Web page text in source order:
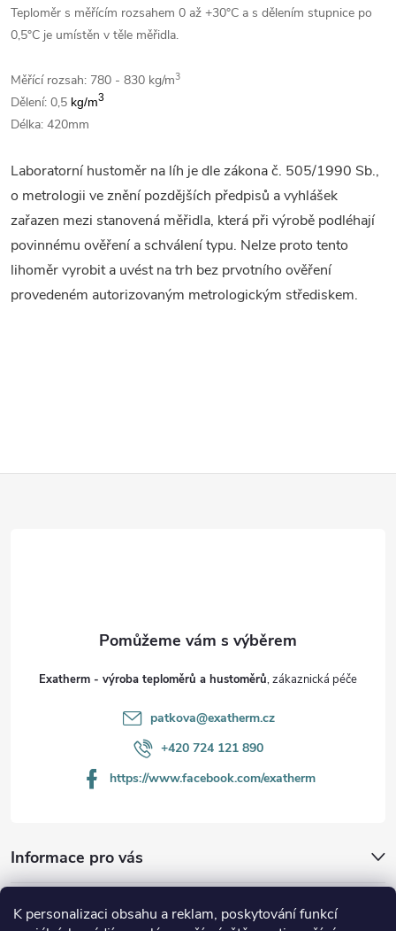
K personalizaci obsahu a reklam, poskytování funkcí
Teploměr s měřícím rozsahem 0 až +30°C a s dělením stupnice po
0,5°C je umístěn v těle měřidla.
Měřící rozsah: 780 - 830 kg/m3
Dělení: 0,5 kg/m3
Délka: 420mm
Laboratorní hustoměr na líh je dle zákona č. 505/1990 Sb.,
o metrologii ve znění pozdějších předpisů a vyhlášek
zařazen mezi stanovená měřidla, která při výrobě podléhají
povinnému ověření a schválení typu. Nelze proto tento
lihoměr vyrobit a uvést na trh bez prvotního ověření
provedeném autorizovaným metrologickým střediskem.
Informace pro vás
Platební metody
Exatherm - výroba teploměrů a hustoměrů
patkova@exatherm.cz
+420 724 121 890
https://www.facebook.com/exatherm